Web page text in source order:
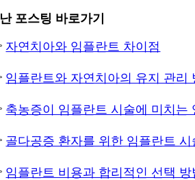
포스팅 바로가기
자연치아와 임플란트 차이점
임플란트와 자연치아의 유지 관리
축농증이 임플란트 시술에 미치는
골다공증 환자를 위한 임플란트
임플란트 비용과 합리적인 선택 방